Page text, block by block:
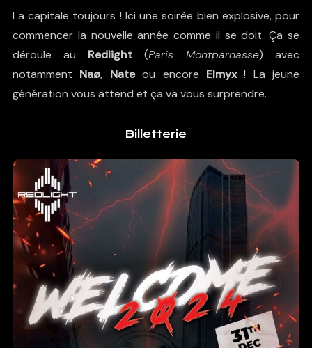
La capitale toujours ! Ici une soirée bien explosive, pour
commencer la nouvelle année comme il se doit. Ça se
déroule au Redlight(Paris Montparnasse) avec
notamment Naø, Nateou encore Elmyx! La jeune
génération vous attend et ça va vous surprendre.
Billetterie